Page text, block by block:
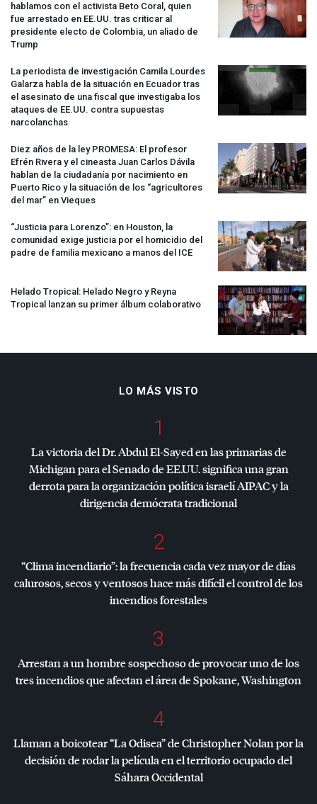
hablamos con el activista Beto Coral, quien
fue arrestado en EE.UU. tras criticar al
presidente electo de Colombia, un aliado de
Trump
La periodista de investigación Camila Lourdes
Galarza habla de la situación en Ecuador tras
el asesinato de una fiscal que investigaba los
ataques de EE.UU. contra supuestas
narcolanchas
Diez años de la ley PROMESA: El profesor
Efrén Rivera y el cineasta Juan Carlos Dávila
hablan de la ciudadanía por nacimiento en
Puerto Rico y la situación de los “agricultores
del mar” en Vieques
“Justicia para Lorenzo”: en Houston, la
comunidad exige justicia por el homicidio del
padre de familia mexicano a manos del ICE
Helado Tropical: Helado Negro y Reyna
Tropical lanzan su primer álbum colaborativo
LO MÁS VISTO
1
La victoria del Dr. Abdul El-Sayed en las primarias de
Michigan para el Senado de EE.UU. significa una gran
derrota para la organización política israelíAIPACy la
dirigencia demócrata tradicional
2
“Clima incendiario”: la frecuencia cada vez mayor de días
calurosos, secos y ventosos hace más difícil el control de los
incendios forestales
3
Arrestan a un hombre sospechoso de provocar uno de los
tres incendios que afectan el área de Spokane, Washington
4
Llaman a boicotear “La Odisea” de Christopher Nolan por la
decisión de rodar la película en el territorio ocupado del
Sáhara Occidental